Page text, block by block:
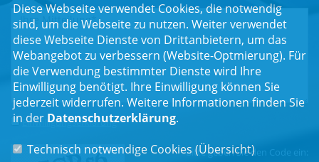
Einwilligungserklärung*
Bitte geben Sie den Code ein:
Diese Webseite verwendet Cookies, die notwendig
sind, um die Webseite zu nutzen. Weiter verwendet
diese Webseite Dienste von Drittanbietern, um das
Webangebot zu verbessern (Website-Optmierung). Für
die Verwendung bestimmter Dienste wird Ihre
Einwilligung benötigt. Ihre Einwilligung können Sie
jederzeit widerrufen. Weitere Informationen finden Sie
in der Datenschutzerklärung.
Technisch notwendige Cookies (Übersicht)